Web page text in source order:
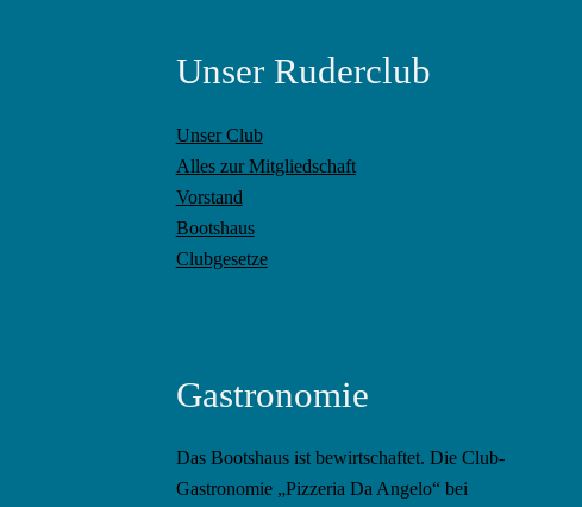
Unser Ruderclub
Unser Club
Alles zur Mitgliedschaft
Vorstand
Bootshaus
Clubgesetze
Gastronomie
Das Bootshaus ist bewirtschaftet. Die Club-
Gastronomie „Pizzeria Da Angelo“ bei